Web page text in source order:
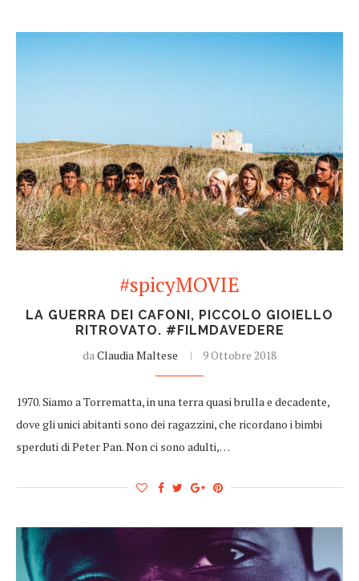
#spicyMOVIE
LA GUERRA DEI CAFONI, PICCOLO GIOIELLO
RITROVATO. #FILMDAVEDERE
daClaudia Maltese 9 Ottobre 2018
1970. Siamo a Torrematta, in una terra quasi brulla e decadente,
dove gli unici abitanti sono dei ragazzini, che ricordano i bimbi
sperduti di Peter Pan. Non ci sono adulti,…